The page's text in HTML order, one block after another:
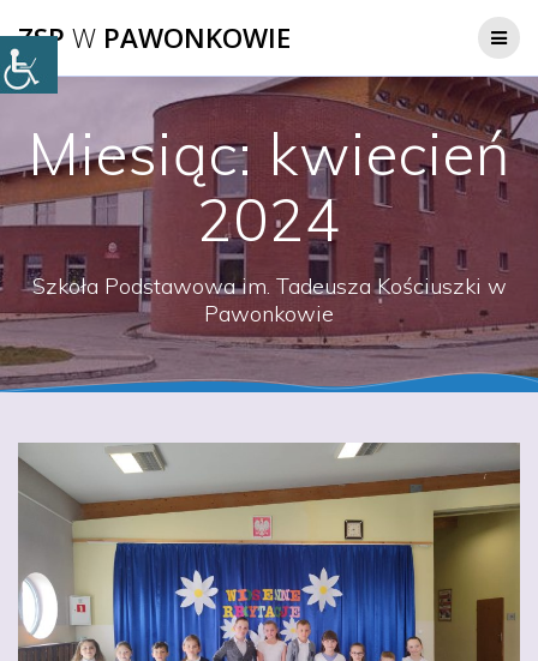
do
ZSP W PAWONKOWIE
Miesiąc: kwiecień
2024
Szkoła Podstawowa im. Tadeusza Kościuszki w
Pawonkowie